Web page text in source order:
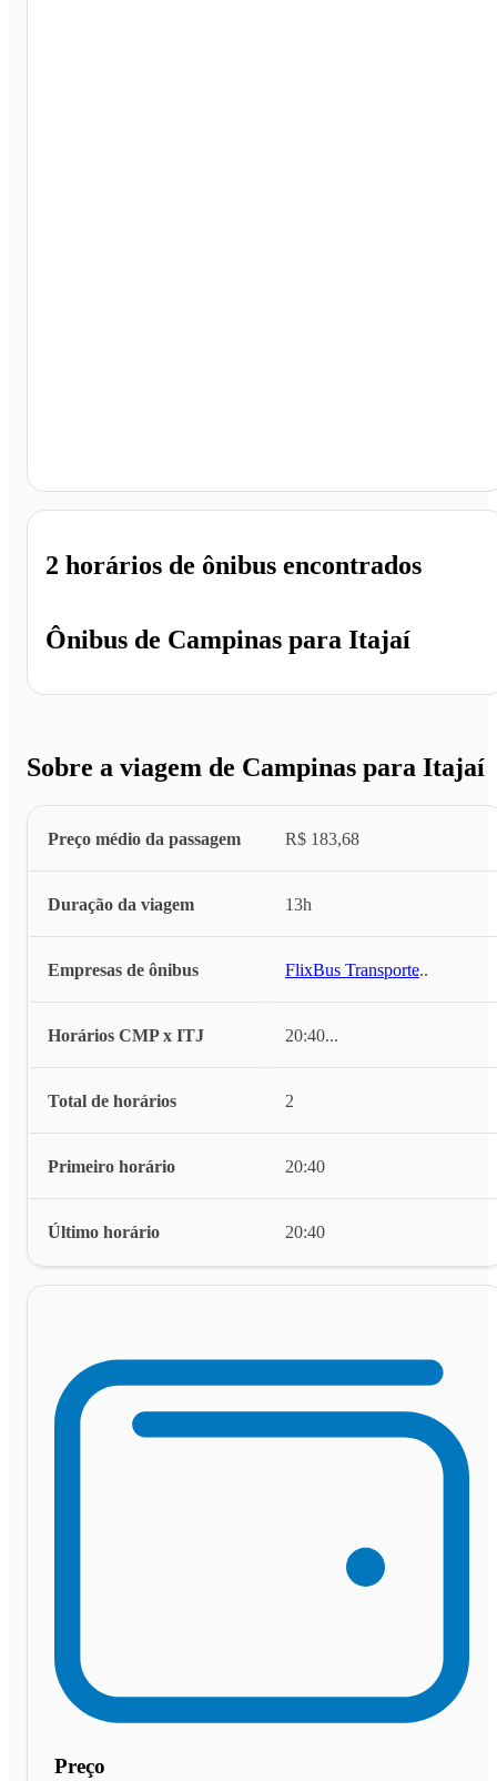
Ônibus de Campinas para Itajaí
2 horários de ônibus encontrados
Sobre a viagem de Campinas para Itajaí
Preço médio da passagem R$ 183,68
Duração da viagem 13h
Empresas de ônibus FlixBus Transporte...
Horários CMP x ITJ 20:40...
Total de horários 2
Primeiro horário 20:40
Último horário 20:40
Preço